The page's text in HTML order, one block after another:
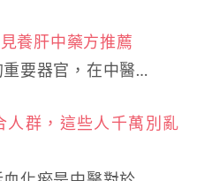
養肝中藥方推薦
要器官，在中醫…
人群，這些人千萬別亂